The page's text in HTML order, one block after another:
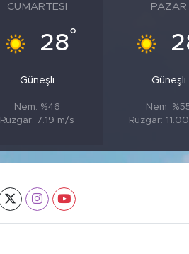
CUMARTESI
28°
Güneşli
Nem: %46
Rüzgar: 7.19 m/s
PAZAR
Güneşli
Nem:
Rüzgar: